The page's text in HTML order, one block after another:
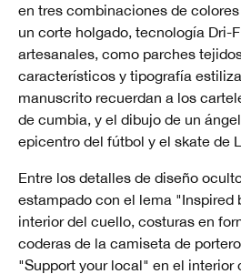
en tres combinaciones de
un corte holgado, tecnología Dri-
artesanales, como parches
característicos y tipografía
manuscrito recuerdan a los
de cumbia, y el dibujo de un
epicentro del fútbol y el skate de
Entre los detalles de diseño
estampado con el lema "Inspired
interior del cuello, costuras en
coderas de la camiseta de
"Support your local" en el interior